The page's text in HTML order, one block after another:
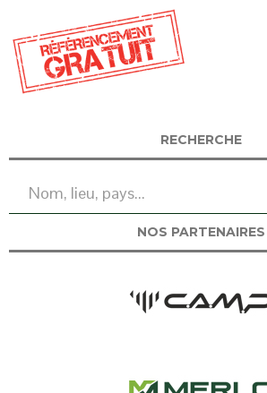
RECHERCHE
NOS PARTENAIRES